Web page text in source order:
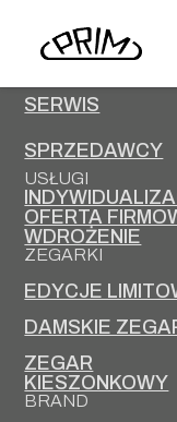
PRIM
SERWIS
SPRZEDAWCY
USŁUGI
OFERTA
WDROŻENIE
ZEGARKI
EDYCJE
DAMSKIE
ZEGAR
KIESZONKOWY
BRAND